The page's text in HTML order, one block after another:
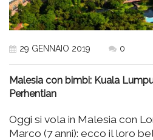
29 GENNAIO 2019 0
Malesia con bimbi: Kuala
Perhentian
Oggi si vola in Malesia con
Marco (7 anni): ecco il loro